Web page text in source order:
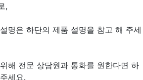
,
명은 하단의 제품 설명을 참고 해 주세
해 전문 상담원과 통화를 원한다면 하
세요.